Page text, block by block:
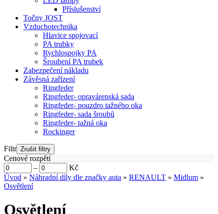
Příslušenství
Točny JOST
Vzduchotechnika
Hlavice spojovací
PA trubky
Rychlospojky PA
Šroubení PA trubek
Zabezpečení nákladu
Závěsná zařízení
Ringfeder
Ringfeder- opravárenská sada
Ringfeder- pouzdro tažného oka
Ringfeder- sada šroubů
Ringfeder- tažná oka
Rockinger
Filtr
Cenové rozpětí
–
Kč
Úvod » Náhradní díly dle značky auta » RENAULT » Midlum »
Osvětlení
Osvětlení